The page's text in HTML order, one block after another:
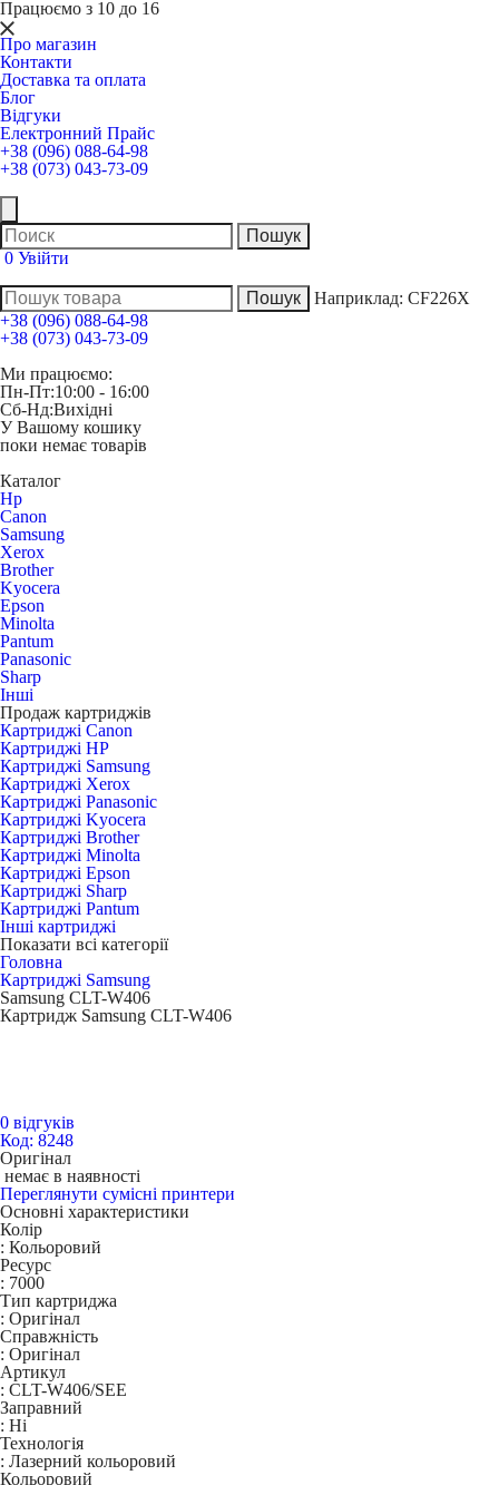
Працюємо з 10 до 16
Про магазин
Контакти
Доставка та оплата
Блог
Відгуки
Електронний Прайс
+38 (096) 088-64-98
+38 (073) 043-73-09
0 Увійти
Наприклад: CF226X
+38 (096) 088-64-98
+38 (073) 043-73-09
Ми працюємо:
Пн-Пт:10:00 - 16:00
Сб-Нд:Вихідні
У Вашому кошику
поки немає товарів
Каталог
Hp
Canon
Samsung
Xerox
Brother
Kyocera
Epson
Minolta
Pantum
Panasonic
Sharp
Інші
Продаж картриджів
Картриджі Canon
Картриджі HP
Картриджі Samsung
Картриджі Xerox
Картриджі Panasonic
Картриджі Kyocera
Картриджі Brother
Картриджі Minolta
Картриджі Epson
Картриджі Sharp
Картриджі Pantum
Інші картриджі
Показати всі категорії
Головна
Картриджі Samsung
Samsung CLT-W406
Картридж Samsung CLT-W406
0 відгуків
Код: 8248
Оригінал
немає в наявності
Переглянути сумісні принтери
Основні характеристики
Колір
: Кольоровий
Ресурс
: 7000
Тип картриджа
: Оригінал
Справжність
: Оригінал
Артикул
: CLT-W406/SEE
Заправний
: Ні
Технологія
: Лазерний кольоровий
Кольоровий